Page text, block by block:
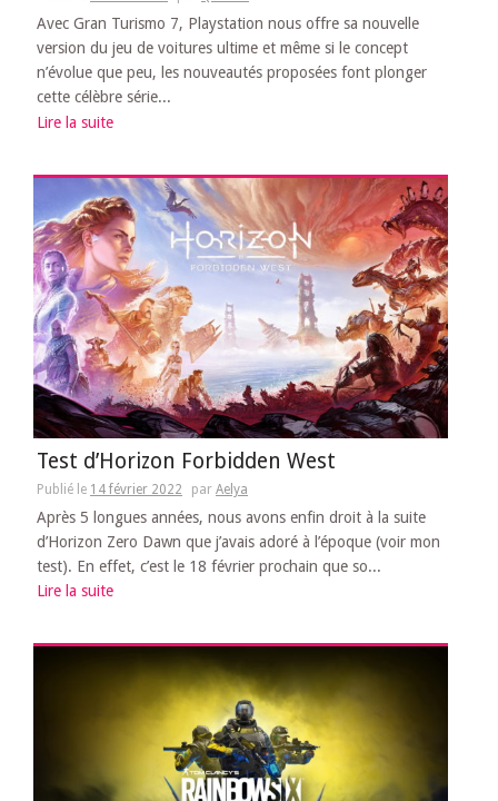
Avec Gran Turismo 7, Playstation nous offre sa nouvelle
version du jeu de voitures ultime et même si le concept
n’évolue que peu, les nouveautés proposées font plonger
cette célèbre série...
Lire la suite
Test d’Horizon Forbidden West
Publié le 14 février 2022 par Aelya
Après 5 longues années, nous avons enfin droit à la suite
d’Horizon Zero Dawn que j’avais adoré à l’époque (voir mon
test). En effet, c’est le 18 février prochain que so...
Lire la suite